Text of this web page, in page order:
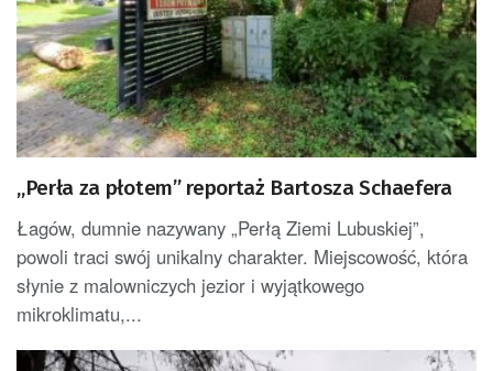
„Perła za płotem” reportaż Bartosza Schaefera
Łagów, dumnie nazywany „Perłą Ziemi Lubuskiej”,
powoli traci swój unikalny charakter. Miejscowość, która
słynie z malowniczych jezior i wyjątkowego
mikroklimatu,...